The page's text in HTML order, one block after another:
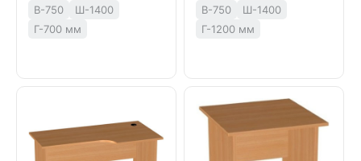
В-750
Ш-1400
Г-700 мм
В-750
Ш-1400
Г-1200 мм